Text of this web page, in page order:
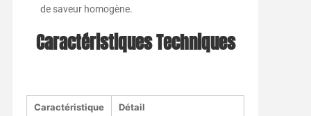
de saveur homogène.
Caractéristiques Techniques
Caractéristique Détail